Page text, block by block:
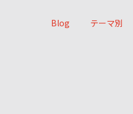
Blog テーマ別